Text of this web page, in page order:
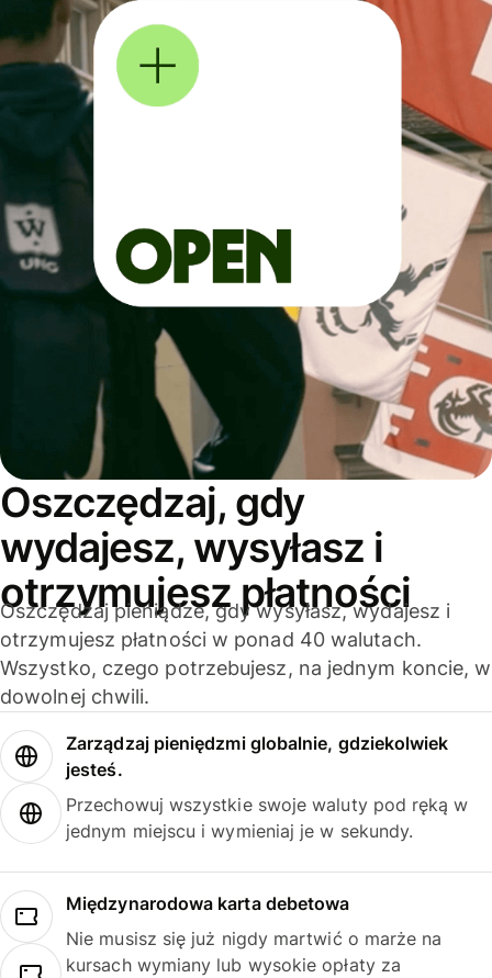
Oszczędzaj, gdy
wydajesz, wysyłasz i
otrzymujesz płatności
Oszczędzaj pieniądze, gdy wysyłasz, wydajesz i
otrzymujesz płatności w ponad 40 walutach.
Wszystko, czego potrzebujesz, na jednym koncie, w
dowolnej chwili.
Zarządzaj pieniędzmi globalnie, gdziekolwiek
jesteś.
Przechowuj wszystkie swoje waluty pod ręką w
jednym miejscu i wymieniaj je w sekundy.
Międzynarodowa karta debetowa
Nie musisz się już nigdy martwić o marże na
kursach wymiany lub wysokie opłaty za